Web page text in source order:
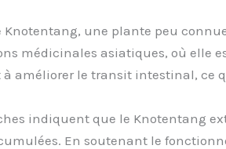
Knotentang, une plante peu
médicinales asiatiques, où elle
améliorer le transit intestinal, ce
indiquent que le Knotentang
En soutenant le